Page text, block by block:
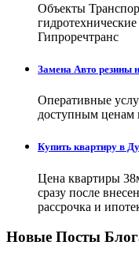
Объекты
Гипроречтранс
Замена Авто резины
Оперативные
доступным ценам
Купить квартиру в
Цена квартиры
сразу после
рассрочка и
Новые Посты